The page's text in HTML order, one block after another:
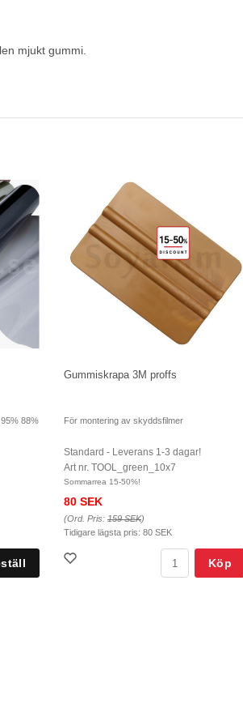
mjukt gummi.
88%
Gummiskrapa 3M proffs
För montering av skyddsfilmer
Standard - Leverans 1-3 dagar!
Art nr. TOOL_green_10x7
Sommarrea 15-50%!
80 SEK
(Ord. Pris: 159 SEK)
Tidigare lägsta pris: 80 SEK
Köp